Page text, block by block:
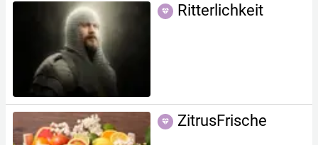
Ritterlichkeit
ZitrusFrische